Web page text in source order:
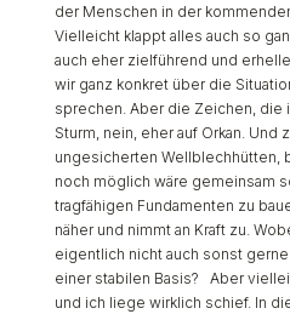
der Menschen in der
Vielleicht klappt alles auch so
auch eher zielführend und
wir ganz konkret über die
sprechen. Aber die Zeichen, die
Sturm, nein, eher auf Orkan.
ungesicherten Wellblechhütten,
noch möglich wäre gemeinsam
tragfähigen Fundamenten zu
näher und nimmt an Kraft zu.
eigentlich nicht auch sonst
einer stabilen Basis? Aber
und ich liege wirklich schief. In